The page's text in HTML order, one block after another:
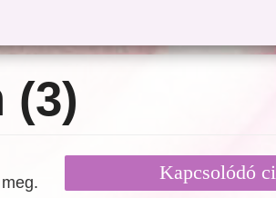
(3)
Kapcsolódó